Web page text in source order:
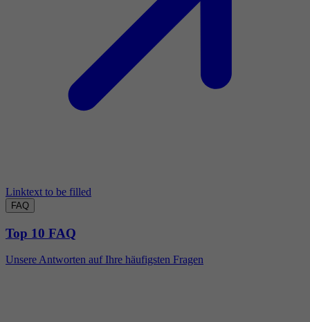
Linktext to be filled
FAQ
Top 10 FAQ
Unsere Antworten auf Ihre häufigsten Fragen